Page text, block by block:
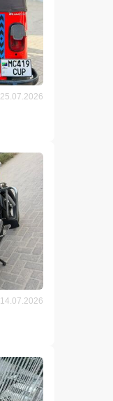
25.07.2026
14.07.2026